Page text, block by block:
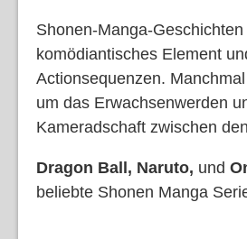
Shonen-Manga-
komödiantisches Element
Actionsequenzen.
um das Erwachsenwerden
Kameradschaft zwischen
Dragon Ball, Naruto, und
beliebte Shonen Manga